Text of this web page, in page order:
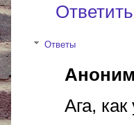
Ответить
Ответы
Ага,